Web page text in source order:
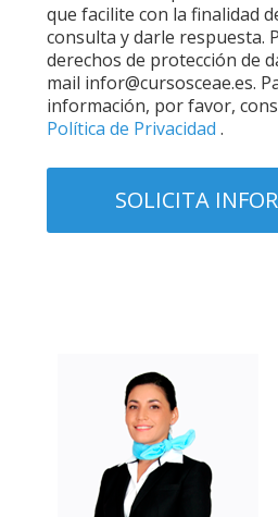
que facilite con la finalidad
consulta y darle respuesta.
derechos de protección de
mail infor@cursosceae.es.
información, por favor,
Política de Privacidad .